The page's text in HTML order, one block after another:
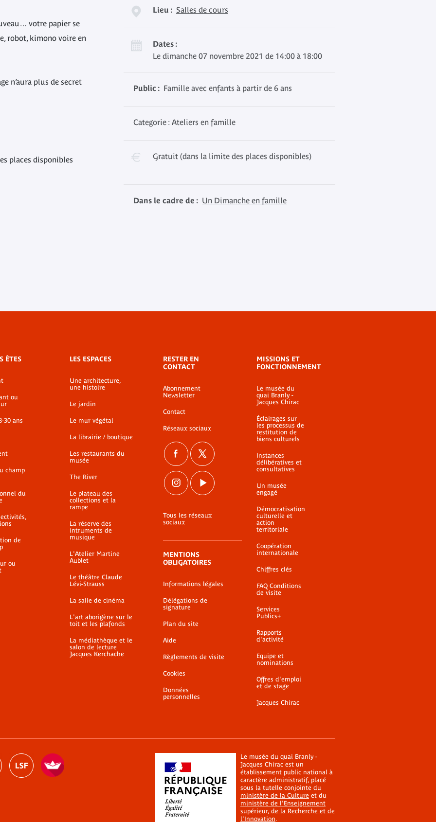
votre papier se
robot, kimono voire en
n’aura plus de secret
places disponibles
Lieu : Salles de cours
Dates :
Le dimanche 07 novembre 2021 de 14:00 à 18:00
Public : Famille avec enfants à partir de 6 ans
Categorie : Ateliers en famille
Gratuit (dans la limite des places disponibles)
Dans le cadre de : Un Dimanche en famille
ÊTES
ou
30 ans
champ
du
de
ou
LES ESPACES
Une architecture,
une histoire
Le jardin
Le mur végétal
La librairie / boutique
Les restaurants du
musée
The River
Le plateau des
collections et la
rampe
La réserve des
intruments de
musique
L'Atelier Martine
Aublet
Le théâtre Claude
Lévi-Strauss
La salle de cinéma
L'art aborigène sur le
toit et les plafonds
La médiathèque et le
salon de lecture
Jacques Kerchache
RESTER EN
CONTACT
Abonnement
Newsletter
Contact
Réseaux sociaux
Tous les réseaux
sociaux
MENTIONS
OBLIGATOIRES
Informations légales
Délégations de
signature
Plan du site
Aide
Règlements de visite
Cookies
Données
personnelles
MISSIONS ET
FONCTIONNEMENT
Le musée du
quai Branly -
Jacques Chirac
Éclairages sur
les processus de
restitution de
biens culturels
Instances
délibératives et
consultatives
Un musée
engagé
Démocratisation
culturelle et
action
territoriale
Coopération
internationale
Chiffres clés
FAQ Conditions
de visite
Services
Publics+
Rapports
d'activité
Equipe et
nominations
Offres d'emploi
et de stage
Jacques Chirac
Le musée du quai Branly -
Jacques Chirac est un
établissement public national à
caractère administratif, placé
sous la tutelle conjointe du
ministère de la Culture et du
ministère de l'Enseignement
supérieur, de la Recherche et de
l'Innovation.